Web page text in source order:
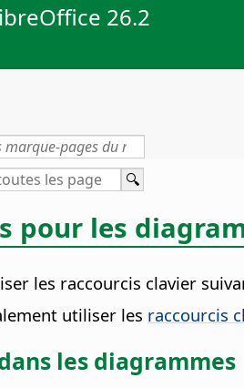
26.2
pour les
les raccourcis clavier
utiliser les raccourcis
les diagrammes